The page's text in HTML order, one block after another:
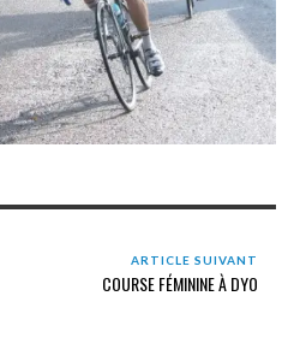
ARTICLE SUIVANT
COURSE FÉMININE À DYO